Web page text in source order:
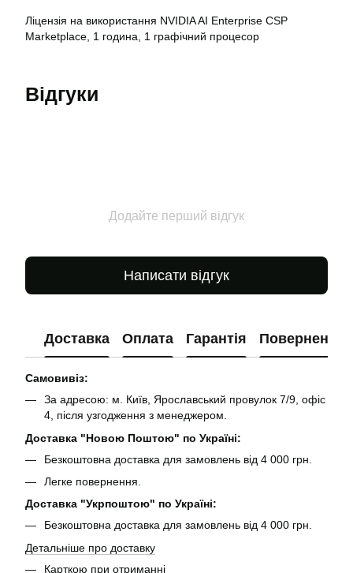
Ліцензія на використання NVIDIA AI Enterprise CSP
Marketplace, 1 година, 1 графічний процесор
Відгуки
Додайте перший відгук
Написати відгук
Доставка Оплата Гарантія Повернення
Самовивіз:
За адресою: м. Київ, Ярославський провулок 7/9, офіс
4, після узгодження з менеджером.
Доставка "Новою Поштою" по Україні:
Безкоштовна доставка для замовлень від 4 000 грн.
Легке повернення.
Доставка "Укрпоштою" по Україні:
Безкоштовна доставка для замовлень від 4 000 грн.
Детальніше про доставку
Карткою при отриманні